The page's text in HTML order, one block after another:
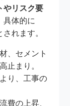
やリスク要
具体的に
れます。
材、セメント
止まり。
り、工事の
費の上昇、